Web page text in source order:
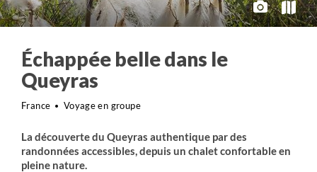
Échappée belle dans le
Queyras
France Voyage en groupe
La découverte du Queyras authentique par des
randonnées accessibles, depuis un chalet confortable en
pleine nature.